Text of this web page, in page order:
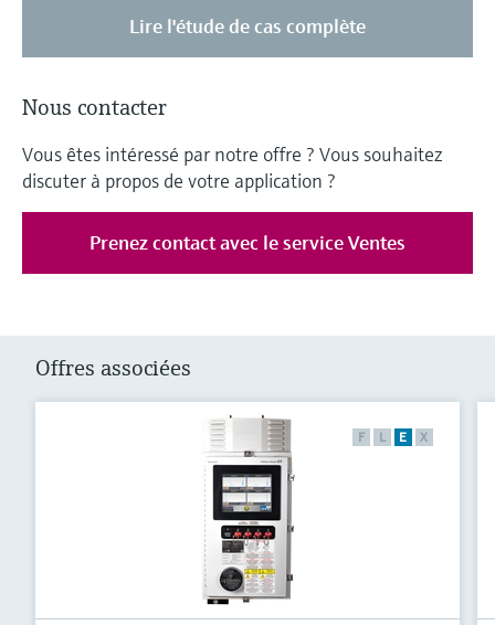
Lire l'étude de cas complète
Nous contacter
Vous êtes intéressé par notre offre ? Vous souhaitez
discuter à propos de votre application ?
Prenez contact avec le service Ventes
Offres associées
F L E X